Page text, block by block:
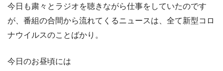
今日も粛々とラジオを聴きながら仕事をしていたのです
が、番組の合間から流れてくるニュースは、全て新型コロ
ナウイルスのことばかり。
今日のお昼頃には